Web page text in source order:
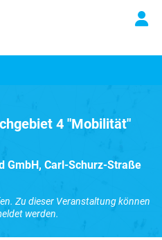
4 "Mobilität"
GmbH, Carl-Schurz-Straße
Zu dieser Veranstaltung können
werden.